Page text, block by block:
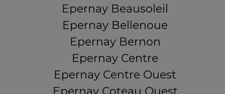
Epernay Beausoleil
Epernay Bellenoue
Epernay Bernon
Epernay Centre
Epernay Centre Ouest
Epernay Coteau Ouest